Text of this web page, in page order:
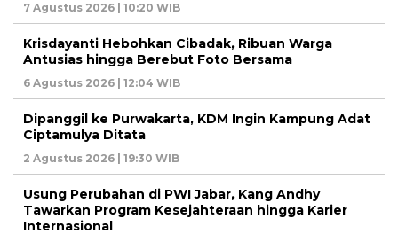
7 Agustus 2026 | 10:20 WIB
Krisdayanti Hebohkan Cibadak, Ribuan Warga
Antusias hingga Berebut Foto Bersama
6 Agustus 2026 | 12:04 WIB
Dipanggil ke Purwakarta, KDM Ingin Kampung Adat
Ciptamulya Ditata
2 Agustus 2026 | 19:30 WIB
Usung Perubahan di PWI Jabar, Kang Andhy
Tawarkan Program Kesejahteraan hingga Karier
Internasional